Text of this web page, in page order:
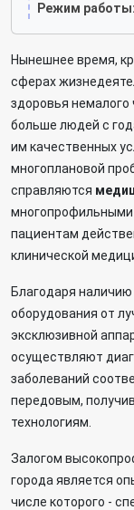
Режим работы:
Нынешнее время,
сферах
здоровья немалого
больше людей с
им качественных
многоплановой
справляются
пациентам
клинической
Благодаря
оборудования от
эксклюзивной
осуществляют
заболеваний
передовым,
технологиям.
Залогом
города является
числе которого -